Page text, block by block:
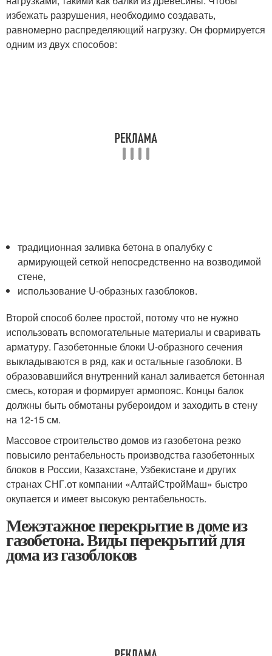
избежать разрушения, необходимо создавать,
равномерно распределяющий нагрузку. Он формируется
одним из двух способов:
традиционная заливка бетона в опалубку с
армирующей сеткой непосредственно на возводимой
стене,
использование U-образных газоблоков.
Второй способ более простой, потому что не нужно
использовать вспомогательные материалы и сваривать
арматуру. Газобетонные блоки U-образного сечения
выкладываются в ряд, как и остальные газоблоки. В
образовавшийся внутренний канал заливается бетонная
смесь, которая и формирует армопояс. Концы балок
должны быть обмотаны рубероидом и заходить в стену
на 12-15 см.
Массовое строительство домов из газобетона резко
повысило рентабельность производства газобетонных
блоков в России, Казахстане, Узбекистане и других
странах СНГ.от компании «АлтайСтройМаш» быстро
окупается и имеет высокую рентабельность.
Межэтажное перекрытие в доме из
газобетона. Виды перекрытий для
дома из газоблоков